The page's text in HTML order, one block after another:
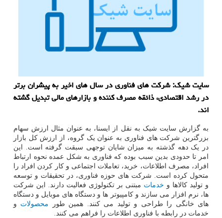
سایت شیک: شرکت های فناوری در سال های اخیر به پیشران برتر
در رشد اقتصادی، ذائقه مصرف کننده و بازارهای مالی تبدیل گشته
اند.
به گزارش سایت شیک به نقل از ایسنا، به عنوان مثال ارزش سهام
بزرگترین شرکت های فناوری به عنوان یک گروه، از ارزش کل بازار
در یک دهه گذشته به میزان شایان توجهی سبقت گرفته است. این
امر تا حدودی بدین سبب بوده که فناوری به شکل عمده نحوه ارتباط
افراد، مصرف اطلاعات، خرید، تعاملات اجتماعی و کار کردن افراد را
متحول کرده است. شرکت های حوزه فناوری، در تحقیقات و توسعه
و تولید کالاها و خدمات مبتنی بر تکنولوژی فعالیت دارند. این شرکت
ها، نرم افزار می سازند و کامپیوتر ها و دستگاه های موبایل و دستگاه
های خانگی را طراحی و تولید می کنند. همین طور محصولات و
خدمات در رابطه با فناوری اطلاعات را فراهم می کنند.